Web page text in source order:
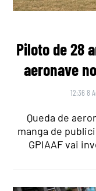
Piloto de 28
aeronave
12:36 8
Queda de
manga de
GPIAAF vai